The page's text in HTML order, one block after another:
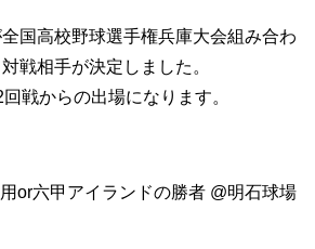
国高校野球選手権兵庫大会組み合わ
戦相手が決定しました。
戦からの出場になります。
or六甲アイランドの勝者 @明石球場